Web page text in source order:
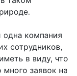
одна компания
сотрудников,
в виду, что
много заявок на